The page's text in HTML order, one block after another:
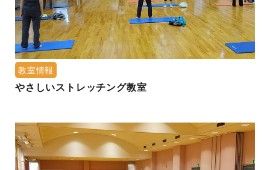
教室情報
やさしいストレッチング教室